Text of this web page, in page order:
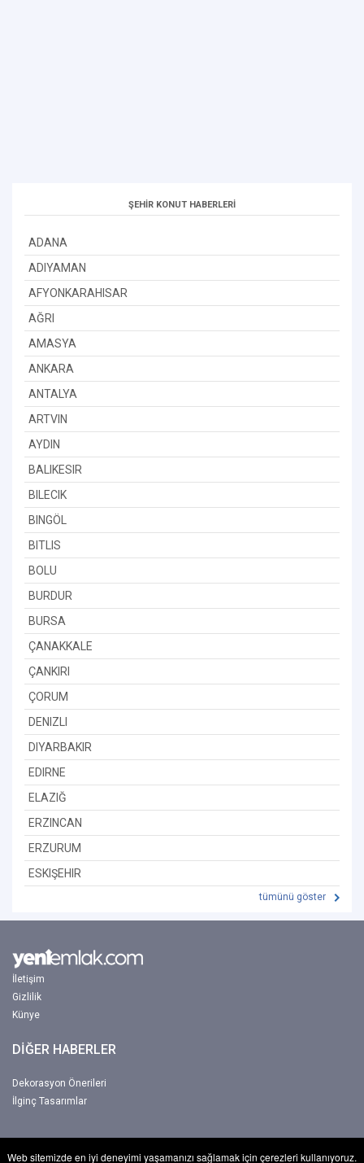
ŞEHİR KONUT HABERLERİ
ADANA
ADIYAMAN
AFYONKARAHISAR
AĞRI
AMASYA
ANKARA
ANTALYA
ARTVIN
AYDIN
BALIKESIR
BILECIK
BINGÖL
BITLIS
BOLU
BURDUR
BURSA
ÇANAKKALE
ÇANKIRI
ÇORUM
DENIZLI
DIYARBAKIR
EDIRNE
ELAZIĞ
ERZINCAN
ERZURUM
ESKIŞEHIR
tümünü göster
İletişim
Gizlilik
Künye
DİĞER HABERLER
Dekorasyon Önerileri
İlginç Tasarımlar
Web sitemizde en iyi deneyimi yaşamanızı sağlamak için çerezleri kullanıyoruz.